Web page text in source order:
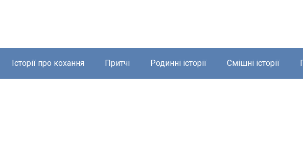
Історії про кохання Притчі Родинні історії Смішні історії